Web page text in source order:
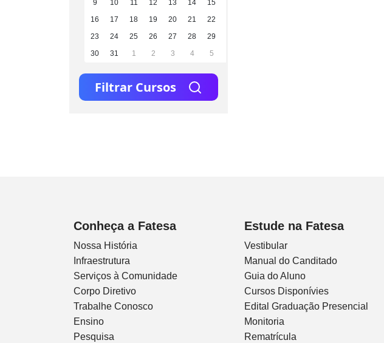
9
10 11 12 13 14
15
16
17 18 19 20 21
22
23
24 25 26 27 28
29
30
31 1 2 3 4 5
Filtrar Cursos
Conheça a Fatesa
Nossa História
Infraestrutura
Serviços à Comunidade
Corpo Diretivo
Trabalhe Conosco
Ensino
Pesquisa
Estude na Fatesa
Vestibular
Manual do Canditado
Guia do Aluno
Cursos Disponívies
Edital Graduação Presencial
Monitoria
Rematrícula